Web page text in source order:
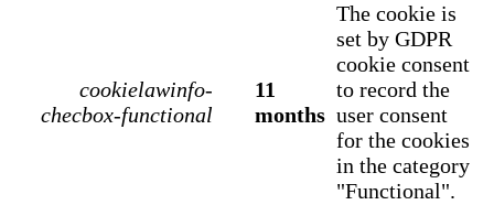
cookielawinfo-
checbox-functional
11
months
The cookie is
set by GDPR
cookie consent
to record the
user consent
for the cookies
in the category
"Functional".